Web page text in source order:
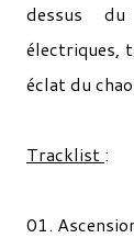
dessus
électriques,
éclat du
Tracklist :
01.